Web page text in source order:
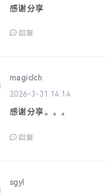
感谢分享
回复
magiclch
2026-3-31 14:14
感谢分享。。。
回复
sgyl